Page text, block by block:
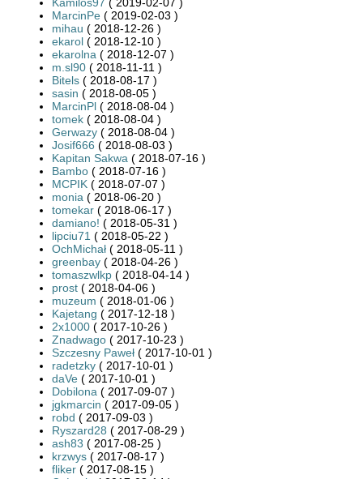
MarcinPe ( 2019-02-03 )
mihau ( 2018-12-26 )
ekarol ( 2018-12-10 )
ekarolna ( 2018-12-07 )
m.sl90 ( 2018-11-11 )
Bitels ( 2018-08-17 )
sasin ( 2018-08-05 )
MarcinPl ( 2018-08-04 )
tomek ( 2018-08-04 )
Gerwazy ( 2018-08-04 )
Josif666 ( 2018-08-03 )
Kapitan Sakwa ( 2018-07-16 )
Bambo ( 2018-07-16 )
MCPIK ( 2018-07-07 )
monia ( 2018-06-20 )
tomekar ( 2018-06-17 )
damiano! ( 2018-05-31 )
lipciu71 ( 2018-05-22 )
OchMichał ( 2018-05-11 )
greenbay ( 2018-04-26 )
tomaszwlkp ( 2018-04-14 )
prost ( 2018-04-06 )
muzeum ( 2018-01-06 )
Kajetang ( 2017-12-18 )
2x1000 ( 2017-10-26 )
Znadwago ( 2017-10-23 )
Szczesny Paweł ( 2017-10-01 )
radetzky ( 2017-10-01 )
daVe ( 2017-10-01 )
Dobilona ( 2017-09-07 )
jgkmarcin ( 2017-09-05 )
robd ( 2017-09-03 )
Ryszard28 ( 2017-08-29 )
ash83 ( 2017-08-25 )
krzwys ( 2017-08-17 )
fliker ( 2017-08-15 )